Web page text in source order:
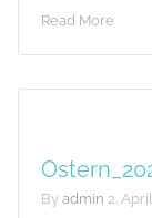
Read More
By admin 2.